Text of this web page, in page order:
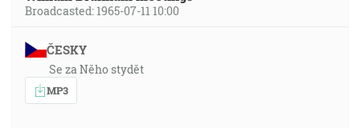
Broadcasted: 1965-07-11 10:00
ČESKY
Se za Něho stydět
MP3